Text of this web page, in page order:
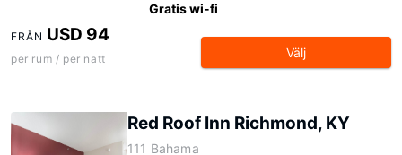
Gratis wi-fi
FRÅN USD 94
per rum / per natt Välj
Red Roof Inn Richmond, KY
111 Bahama